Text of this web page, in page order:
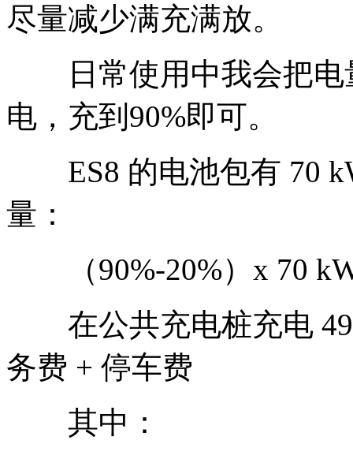
尽量减少满充满放。
日常使用中我会把电
电，充到90%即可。
ES8 的电池包有 70
量：
（90%-20%）x 70
在公共充电桩充电 49
务费 + 停车费
其中：